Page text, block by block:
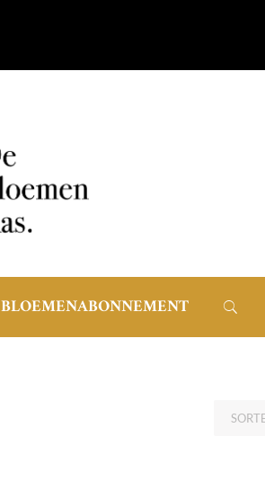
BLOEMENABONNEMENT